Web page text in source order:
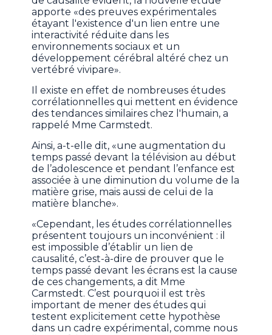
apporte «des preuves expérimentales
étayant l'existence d'un lien entre une
interactivité réduite dans les
environnements sociaux et un
développement cérébral altéré chez un
vertébré vivipare».
Il existe en effet de nombreuses études
corrélationnelles qui mettent en évidence
des tendances similaires chez l'humain, a
rappelé Mme Carmstedt.
Ainsi, a-t-elle dit, «une augmentation du
temps passé devant la télévision au début
de l’adolescence et pendant l’enfance est
associée à une diminution du volume de la
matière grise, mais aussi de celui de la
matière blanche».
«Cependant, les études corrélationnelles
présentent toujours un inconvénient : il
est impossible d’établir un lien de
causalité, c’est-à-dire de prouver que le
temps passé devant les écrans est la cause
de ces changements, a dit Mme
Carmstedt. C’est pourquoi il est très
important de mener des études qui
testent explicitement cette hypothèse
dans un cadre expérimental, comme nous